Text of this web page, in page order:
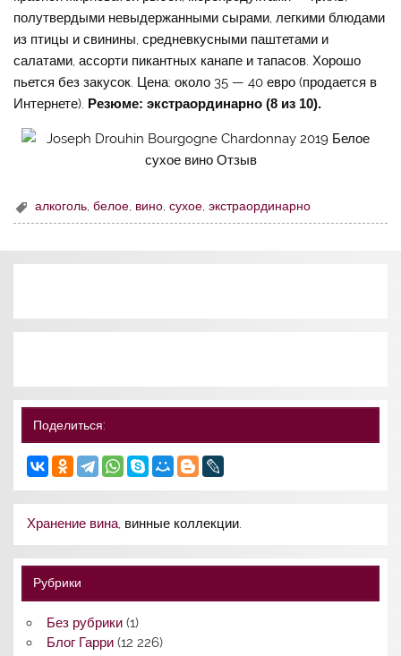
полутвердыми невыдержанными сырами, легкими блюдами
из птицы и свинины, средневкусными паштетами и
салатами, ассорти пикантных канапе и тапасов. Хорошо
пьется без закусок. Цена: около 35 — 40 евро (продается в
Интернете). Резюме: экстраординарно (8 из 10).
алкоголь ,белое вино ,сухое ,экстраординарно
Поделиться:
Хранение вина, винные коллекции.
Рубрики
Без рубрики(1)
Блог Гарри(12 226)